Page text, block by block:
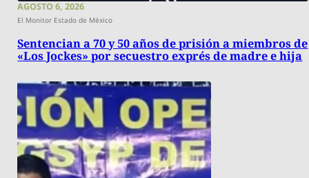
AGOSTO 6, 2026
El Monitor Estado de México
Sentencian a 70 y 50 años de prisión a miembros de
«Los Jockes» por secuestro exprés de madre e hija